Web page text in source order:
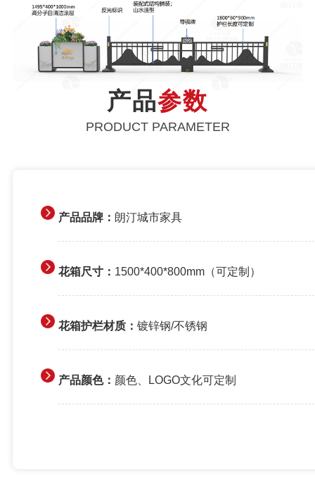
产品参数
PRODUCT PARAMETER
产品品牌： 朗汀城市家具
花箱尺寸： 1500*400*800mm（可定制）
花箱护栏材质： 镀锌钢/不锈钢
产品颜色： 颜色、LOGO文化可定制